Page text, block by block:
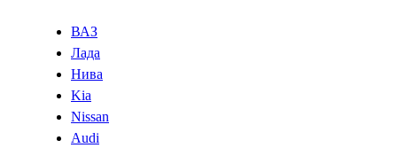
ВАЗ
Лада
Нива
Kia
Nissan
Audi